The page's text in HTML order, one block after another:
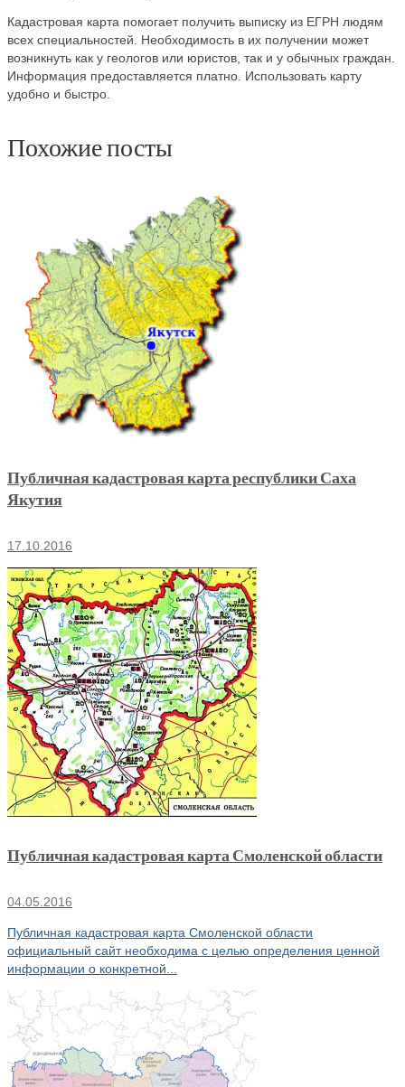
Кадастровая карта помогает получить выписку из ЕГРН людям
всех специальностей. Необходимость в их получении может
возникнуть как у геологов или юристов, так и у обычных граждан.
Информация предоставляется платно. Использовать карту
удобно и быстро.
Похожие посты
Публичная кадастровая карта республики Саха
Якутия
17.10.2016
Публичная кадастровая карта Смоленской области
04.05.2016
Публичная кадастровая карта Смоленской области
официальный сайт необходима с целью определения ценной
информации о конкретной...